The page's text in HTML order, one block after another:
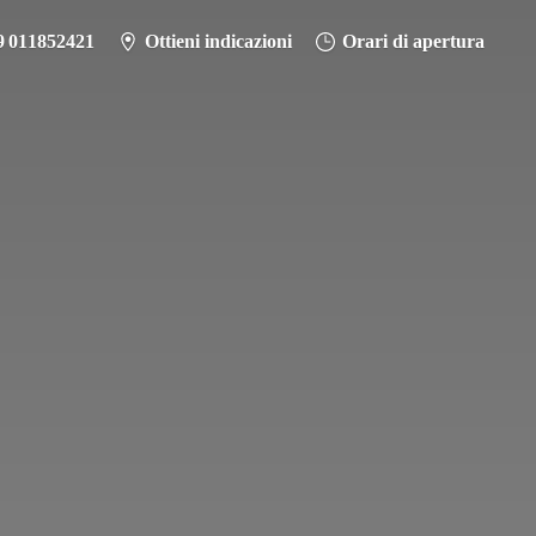
011852421 Ottieni indicazioni Orari di apertura